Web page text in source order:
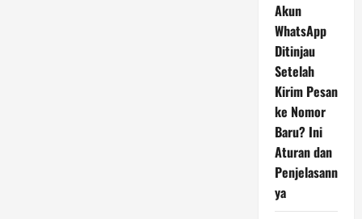
Akun
WhatsApp
Ditinjau
Setelah
Kirim Pesan
ke Nomor
Baru? Ini
Aturan dan
Penjelasann
ya